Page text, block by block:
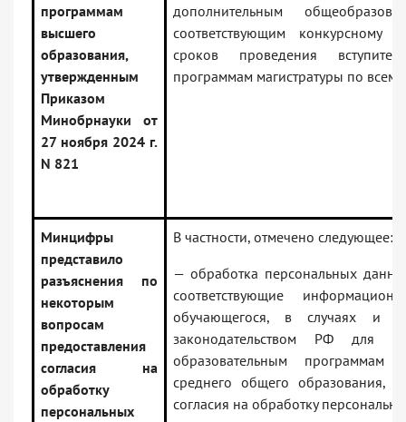
программам
высшего
образования,
утвержденным
Приказом
Минобрнауки от
27 ноября 2024 г.
N 821
дополнительным
соответствующим конкурсному
сроков проведения
программам магистратуры по
Минцифры
представило
разъяснения по
некоторым
вопросам
предоставления
согласия на
обработку
персональных
В частности, отмечено следующее:
— обработка персональных
соответствующие
обучающегося, в случаях и
законодательством РФ для
образовательным
среднего общего образования,
согласия на обработку